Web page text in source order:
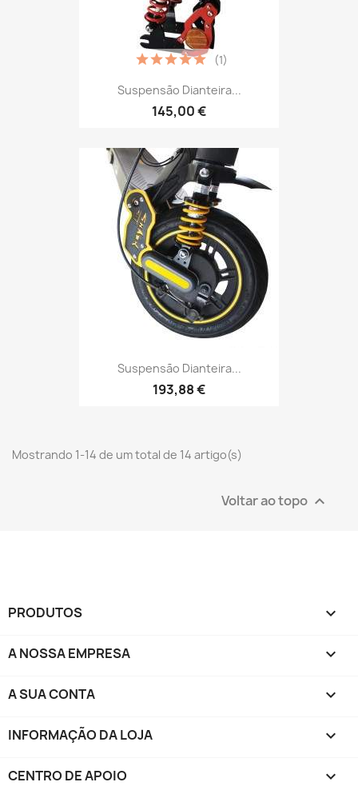
Suspensão Dianteira...
145,00 €
(1)
Suspensão Dianteira...
193,88 €
Mostrando 1-14 de um total de 14 artigo(s)
Voltar ao topo 
PRODUTOS 
A NOSSA EMPRESA 
A SUA CONTA 
INFORMAÇÃO DA LOJA keyboard_arrow_down
CENTRO DE APOIO 